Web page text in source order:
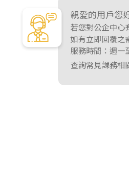
商管/永續
科技/生活
健康運動
英語
親愛的用戶您
若您對公企中心
如有立即回覆之
服務時間：週一
查詢常見課務相